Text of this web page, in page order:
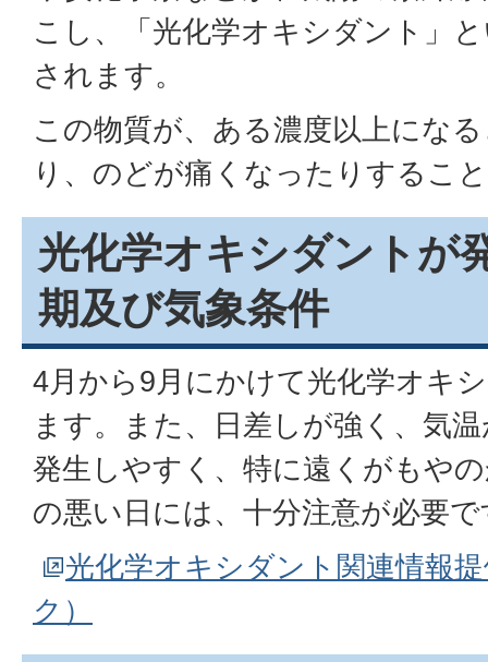
こし、「光化学オキシダント」
されます。
この物質が、ある濃度以上にな
り、のどが痛くなったりするこ
光化学オキシダントが
期及び気象条件
4月から9月にかけて光化学オキ
ます。また、日差しが強く、気
発生しやすく、特に遠くがもや
の悪い日には、十分注意が必要で
光化学オキシダント関連情報
ク）